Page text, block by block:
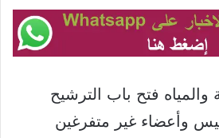
والمياه فتح باب الترشيح
وأعضاء غير متفرغين